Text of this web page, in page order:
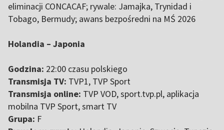
eliminacji CONCACAF; rywale: Jamajka, Trynidad i
Tobago, Bermudy; awans bezpośredni na MŚ 2026
Holandia – Japonia
Godzina: 22:00 czasu polskiego
Transmisja TV: TVP1, TVP Sport
Transmisja online: TVP VOD, sport.tvp.pl, aplikacja
mobilna TVP Sport, smart TV
Grupa: F